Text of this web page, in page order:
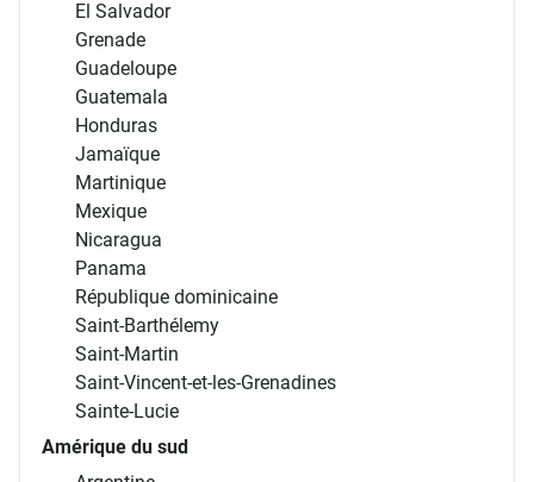
El Salvador
Grenade
Guadeloupe
Guatemala
Honduras
Jamaïque
Martinique
Mexique
Nicaragua
Panama
République dominicaine
Saint-Barthélemy
Saint-Martin
Saint-Vincent-et-les-Grenadines
Sainte-Lucie
Amérique du sud